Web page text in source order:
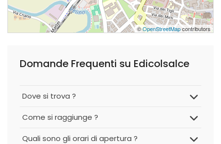
©OpenStreetMapcontributors
Domande Frequenti su Edicolsalce
Dove si trova ?
Come si raggiunge ?
Quali sono gli orari di apertura ?